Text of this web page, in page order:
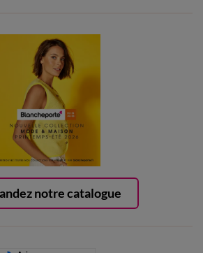
notre catalogue